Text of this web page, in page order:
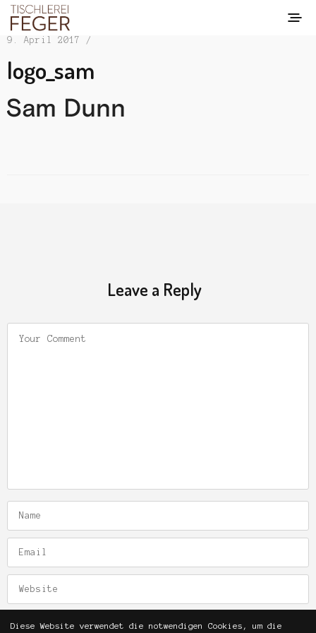
9. April 2017 /
logo_sam
Leave a Reply
Diese Website verwendet die notwendigen Cookies, um die